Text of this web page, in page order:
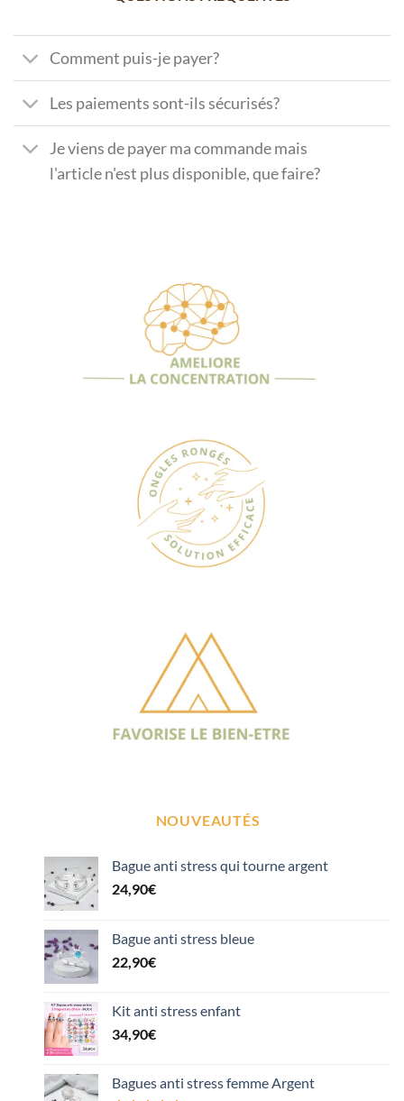
Comment puis-je payer?
Les paiements sont-ils sécurisés?
Je viens de payer ma commande mais
l'article n'est plus disponible, que faire?
NOUVEAUTÉS
Bague anti stress qui tourne argent
24,90€
Bague anti stress bleue
22,90€
Kit anti stress enfant
34,90€
Bagues anti stress femme Argent